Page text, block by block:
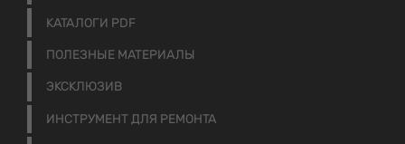
КАТАЛОГИ PDF
ПОЛЕЗНЫЕ МАТЕРИАЛЫ
ЭКСКЛЮЗИВ
ИНСТРУМЕНТ ДЛЯ РЕМОНТА